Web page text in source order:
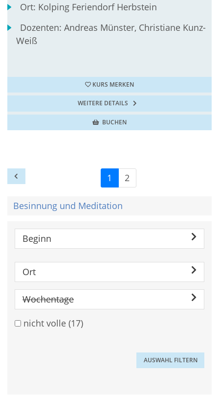
Ort: Kolping Feriendorf Herbstein
Dozenten:Andreas Münster, Christiane Kunz-
Weiß
KURS MERKEN
WEITERE DETAILS
BUCHEN
1 2
Besinnung und Meditation
Beginn
Ort
Wochentage
nicht volle (17)